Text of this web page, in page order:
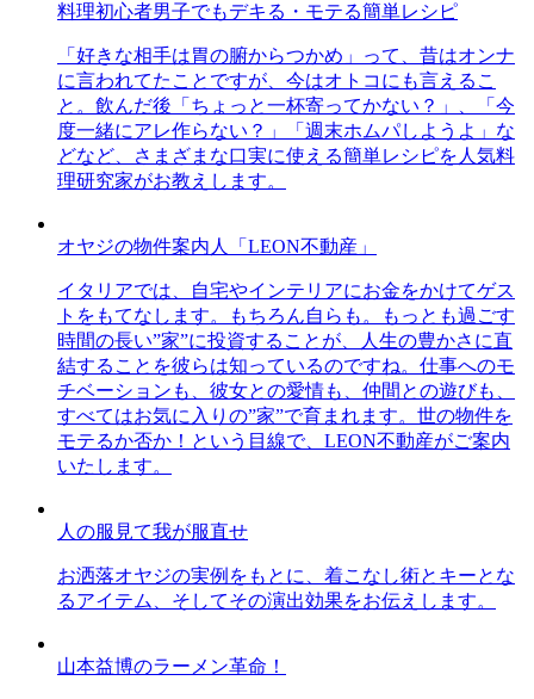
料理初心者男子でもデキる・モテる簡単レシピ
「好きな相手は胃の腑からつかめ」って、昔はオンナ
に言われてたことですが、今はオトコにも言えるこ
と。飲んだ後「ちょっと一杯寄ってかない？」、「今
度一緒にアレ作らない？」「週末ホムパしようよ」な
どなど、さまざまな口実に使える簡単レシピを人気料
理研究家がお教えします。
オヤジの物件案内人「LEON不動産」
イタリアでは、自宅やインテリアにお金をかけてゲス
トをもてなします。もちろん自らも。もっとも過ごす
時間の長い”家”に投資することが、人生の豊かさに直
結することを彼らは知っているのですね。仕事へのモ
チベーションも、彼女との愛情も、仲間との遊びも、
すべてはお気に入りの”家”で育まれます。世の物件を
モテるか否か！という目線で、LEON不動産がご案内
いたします。
人の服見て我が服直せ
お洒落オヤジの実例をもとに、着こなし術とキーとな
るアイテム、そしてその演出効果をお伝えします。
山本益博のラーメン革命！